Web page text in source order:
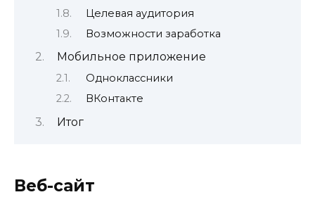
Целевая аудитория
Возможности заработка
Мобильное приложение
Одноклассники
ВКонтакте
Итог
Веб-сайт